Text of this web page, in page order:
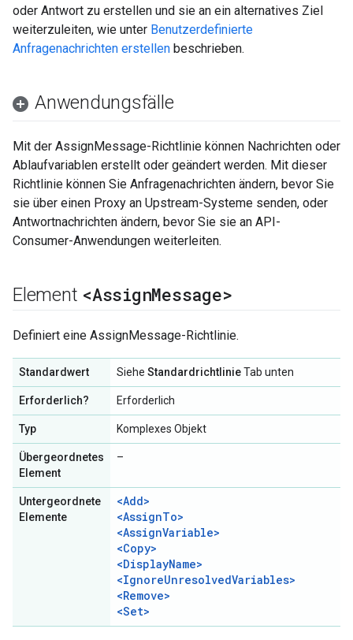
oder Antwort zu erstellen und sie an ein alternatives Ziel
weiterzuleiten, wie unter Benutzerdefinierte
Anfragenachrichten erstellen beschrieben.
Anwendungsfälle
Mit der AssignMessage-Richtlinie können Nachrichten oder
Ablaufvariablen erstellt oder geändert werden. Mit dieser
Richtlinie können Sie Anfragenachrichten ändern, bevor Sie
sie über einen Proxy an Upstream-Systeme senden, oder
Antwortnachrichten ändern, bevor Sie sie an API-
Consumer-Anwendungen weiterleiten.
Element <AssignMessage>
Definiert eine AssignMessage-Richtlinie.
Standardwert Siehe StandardrichtlinieTab unten
Erforderlich? Erforderlich
Typ Komplexes Objekt
Übergeordnetes
Element
–
Untergeordnete
Elemente
<Add>
<AssignTo>
<AssignVariable>
<Copy>
<DisplayName>
<IgnoreUnresolvedVariables>
<Remove>
<Set>